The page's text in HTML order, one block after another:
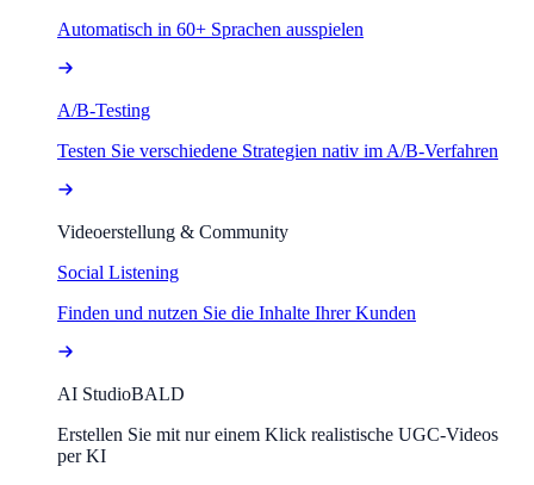
Automatisch in 60+ Sprachen ausspielen
A/B-Testing
Testen Sie verschiedene Strategien nativ im A/B-Verfahren
Videoerstellung & Community
Social Listening
Finden und nutzen Sie die Inhalte Ihrer Kunden
AI StudioBALD
Erstellen Sie mit nur einem Klick realistische UGC-Videos
per KI